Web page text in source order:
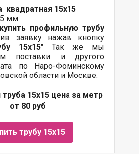
квадратная 15х15
мм
купить профильную трубу
заявку нажав кнопку
15х15" Так же мы
поставки и другого
по Наро-Фоминскому
области и Москве.
15х15 цена за метр
от 80 руб
трубу 15х15